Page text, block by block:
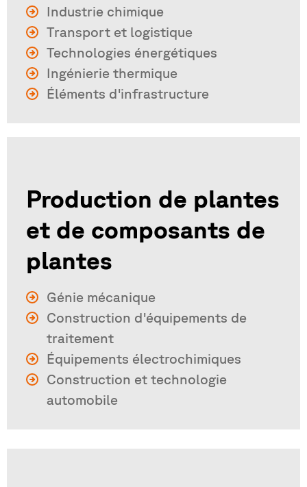
Industrie chimique
Transport et logistique
Technologies énergétiques
Ingénierie thermique
Éléments d'infrastructure
Production de plantes
et de composants de
plantes
Génie mécanique
Construction d'équipements de
traitement
Équipements électrochimiques
Construction et technologie
automobile